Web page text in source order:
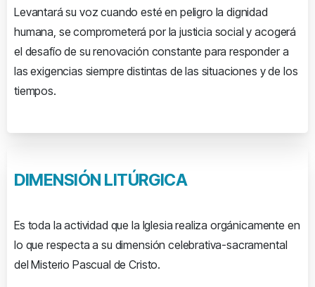
Levantará su voz cuando esté en peligro la dignidad
humana, se comprometerá por la justicia social y acogerá
el desafío de su renovación constante para responder a
las exigencias siempre distintas de las situaciones y de los
tiempos.
DIMENSIÓN LITÚRGICA
Es toda la actividad que la Iglesia realiza orgánicamente en
lo que respecta a su dimensión celebrativa-sacramental
del Misterio Pascual de Cristo.